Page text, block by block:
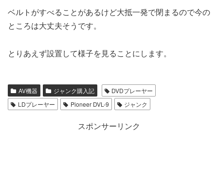
ベルトがすべることがあるけど大抵一発で閉まるので今の
ところは大丈夫そうです。
とりあえず設置して様子を見ることにします。
AV機器 ジャンク購入記
DVDプレーヤー
LDプレーヤー
Pioneer DVL-9 ジャンク
スポンサーリンク